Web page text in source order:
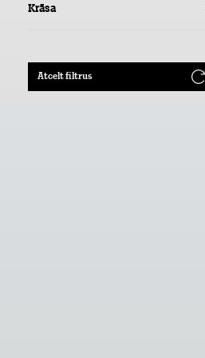
Krāsa
Atcelt filtrus